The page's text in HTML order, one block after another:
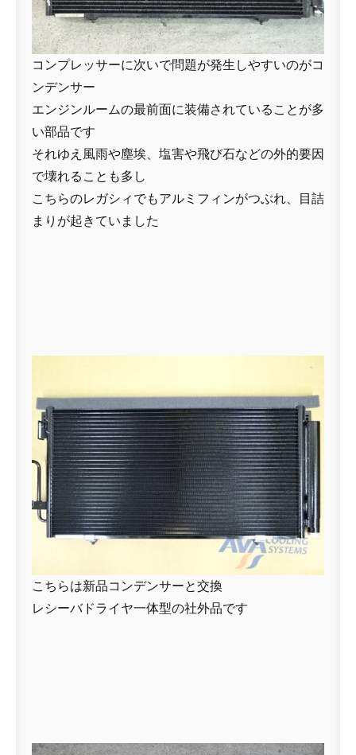
コンプレッサーに次いで問題が発生しやすいのがコ
ンデンサー
エンジンルームの最前面に装備されていることが多
い部品です
それゆえ風雨や塵埃、塩害や飛び石などの外的要因
で壊れることも多し
こちらのレガシィでもアルミフィンがつぶれ、目詰
まりが起きていました
こちらは新品コンデンサーと交換
レシーバドライヤ一体型の社外品です